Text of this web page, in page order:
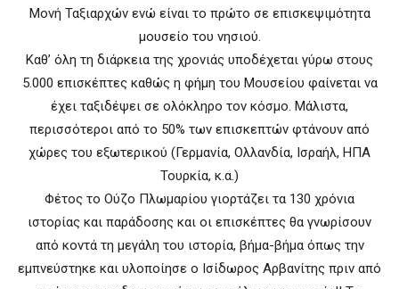
Μονή Ταξιαρχών ενώ είναι το πρώτο σε επισκεψιμότητα
μουσείο του νησιού.
Καθ’ όλη τη διάρκεια της χρονιάς υποδέχεται γύρω στους
5.000 επισκέπτες καθώς η φήμη του Μουσείου φαίνεται να
έχει ταξιδέψει σε ολόκληρο τον κόσμο. Μάλιστα,
περισσότεροι από το 50% των επισκεπτών φτάνουν από
χώρες του εξωτερικού (Γερμανία, Ολλανδία, Ισραήλ, ΗΠΑ
Τουρκία, κ.α.)
Φέτος το Ούζο Πλωμαρίου γιορτάζει τα 130 χρόνια
ιστορίας και παράδοσης και οι επισκέπτες θα γνωρίσουν
από κοντά τη μεγάλη του ιστορία, βήμα-βήμα όπως την
εμπνεύστηκε και υλοποίησε ο Ισίδωρος Αρβανίτης πριν από